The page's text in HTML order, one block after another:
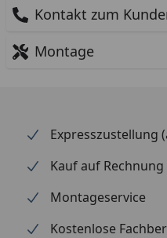
Kontakt zum
Montage
Expresszustellung
Kauf auf
Montageservice
Kostenlose